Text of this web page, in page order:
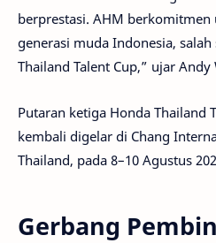
berprestasi. AHM
generasi muda Indonesia,
Thailand Talent Cup,” ujar Andy
Putaran ketiga Honda Thailand
kembali digelar di Chang
Thailand, pada 8–10 Agustus
Gerbang